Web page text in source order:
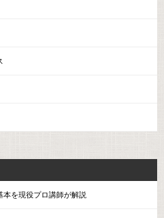
本を現役プロ講師が解説